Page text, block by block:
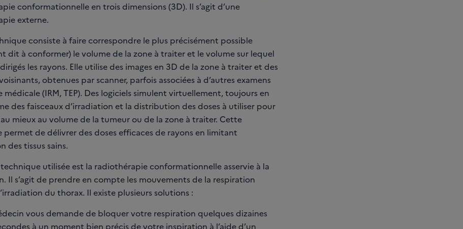
conformationnelle en trois dimensions (3D). Il s’agit d’une
externe.
consiste à faire correspondre le plus précisément possible
dit à conformer) le volume de la zone à traiter et le volume sur lequel
les rayons. Elle utilise des images en 3D de la zone à traiter et des
obtenues par scanner, parfois associées à d’autres examens
médicale (IRM, TEP). Des logiciels simulent virtuellement, toujours en
des faisceaux d’irradiation et la distribution des doses à utiliser pour
au mieux au volume de la tumeur ou de la zone à traiter. Cette
de délivrer des doses efficaces de rayons en limitant
des tissus sains.
technique utilisée est la radiothérapie conformationnelle asservie à la
Il s’agit de prendre en compte les mouvements de la respiration
du thorax. Il existe plusieurs solutions :
vous demande de bloquer votre respiration quelques dizaines
à un moment bien précis de votre inspiration à l’aide d’un